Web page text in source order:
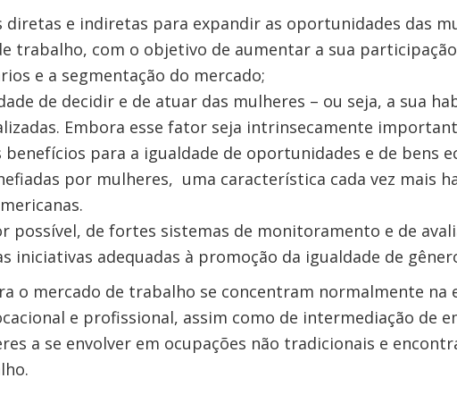
diretas e indiretas para expandir as oportunidades das
trabalho, com o objetivo de aumentar a sua
e a segmentação do mercado;
de decidir e de atuar das mulheres – ou seja, a sua
Embora esse fator seja intrinsecamente
para a igualdade de oportunidades e de bens
por mulheres, uma característica cada vez mais
possível, de fortes sistemas de monitoramento e de
iniciativas adequadas à promoção da igualdade de
o mercado de trabalho se concentram normalmente na
e profissional, assim como de intermediação de
a se envolver em ocupações não tradicionais e